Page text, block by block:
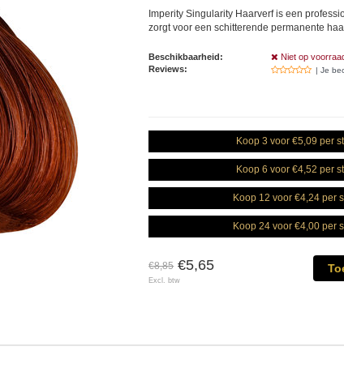
Imperity Singularity Haarverf is een
zorgt voor een schitterende permanente
Beschikbaarheid:
Niet op
Reviews:
| Je
Koop 3 voor €5,09 per
Koop 6 voor €4,52 per
Koop 12 voor €4,24 per
Koop 24 voor €4,00 per
€8,85 €5,65
Excl. btw